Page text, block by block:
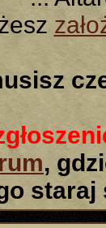
,
staraj